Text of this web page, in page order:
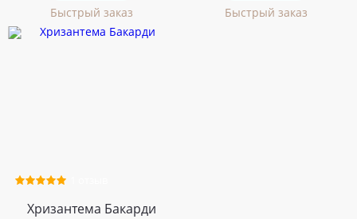
Быстрый заказ Быстрый заказ
Хризантема Бакарди